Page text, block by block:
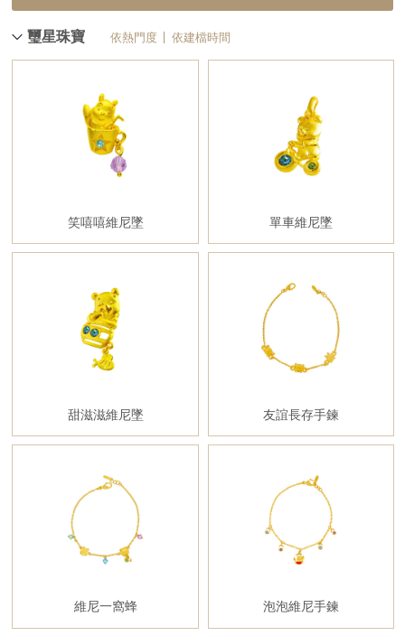
璽星珠寶 依熱門度 依建檔時間
笑嘻嘻維尼墜 單車維尼墜
甜滋滋維尼墜 友誼長存手鍊
維尼一窩蜂 泡泡維尼手鍊